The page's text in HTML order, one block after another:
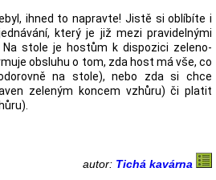
ihned to napravte! Jistě si oblíbíte i
který je již mezi pravidelnými
Na stole je hostům k dispozici zeleno-
obsluhu o tom, zda host má vše, co
na stole), nebo zda si chce
zeleným koncem vzhůru) či platit
autor: Tichá kavárna